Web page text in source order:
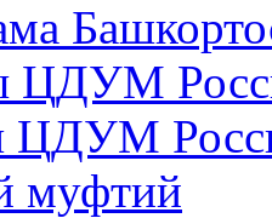
ЦДУМ
ЦДУМ
муфтий